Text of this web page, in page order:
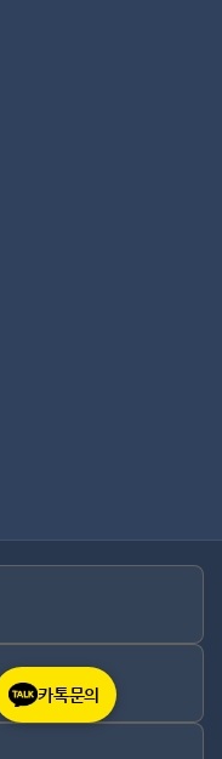
카톡문의